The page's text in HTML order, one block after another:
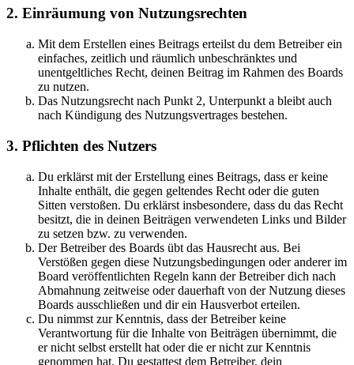
2. Einräumung von Nutzungsrechten
Mit dem Erstellen eines Beitrags erteilst du dem Betreiber ein
einfaches, zeitlich und räumlich unbeschränktes und
unentgeltliches Recht, deinen Beitrag im Rahmen des Boards
zu nutzen.
Das Nutzungsrecht nach Punkt 2, Unterpunkt a bleibt auch
nach Kündigung des Nutzungsvertrages bestehen.
3. Pflichten des Nutzers
Du erklärst mit der Erstellung eines Beitrags, dass er keine
Inhalte enthält, die gegen geltendes Recht oder die guten
Sitten verstoßen. Du erklärst insbesondere, dass du das Recht
besitzt, die in deinen Beiträgen verwendeten Links und Bilder
zu setzen bzw. zu verwenden.
Der Betreiber des Boards übt das Hausrecht aus. Bei
Verstößen gegen diese Nutzungsbedingungen oder anderer im
Board veröffentlichten Regeln kann der Betreiber dich nach
Abmahnung zeitweise oder dauerhaft von der Nutzung dieses
Boards ausschließen und dir ein Hausverbot erteilen.
Du nimmst zur Kenntnis, dass der Betreiber keine
Verantwortung für die Inhalte von Beiträgen übernimmt, die
er nicht selbst erstellt hat oder die er nicht zur Kenntnis
genommen hat. Du gestattest dem Betreiber, dein